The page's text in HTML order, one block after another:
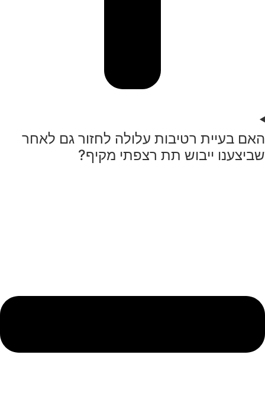
האם בעיית רטיבות עלולה לחזור גם לאחר
שביצענו ייבוש תת רצפתי מקיף?